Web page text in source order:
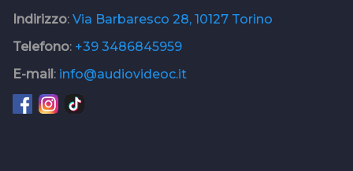
Indirizzo: Via Barbaresco 28, 10127 Torino
Telefono: +39 3486845959
E-mail: info@audiovideoc.it